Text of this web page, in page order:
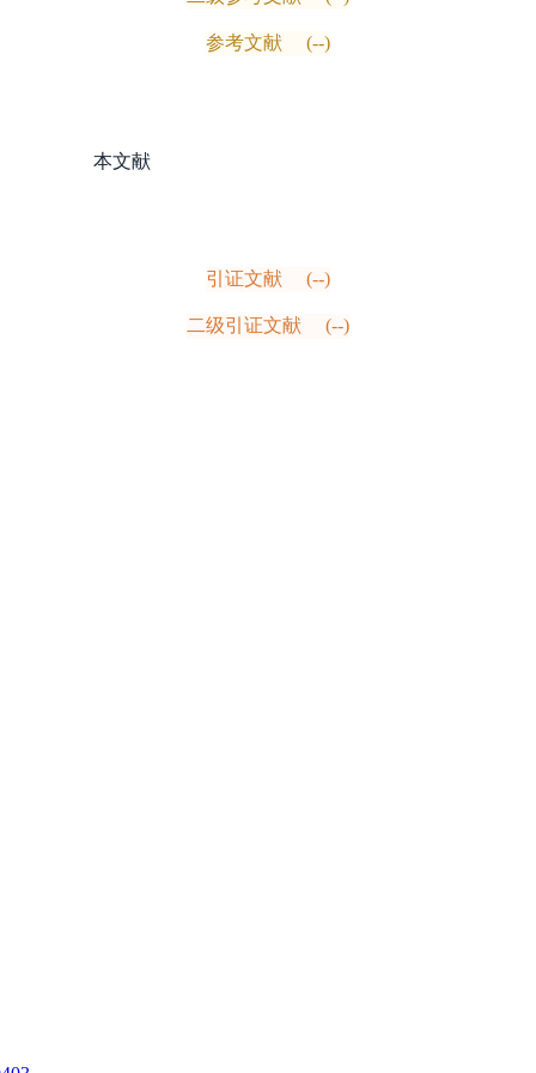
参考文献 (--)
本文献
引证文献 (--)
二级引证文献 (--)